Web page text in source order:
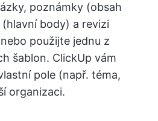
poznámky (obsah
body) a revizi
použijte jednu z
šablon. ClickUp vám
pole (např. téma,
organizaci.